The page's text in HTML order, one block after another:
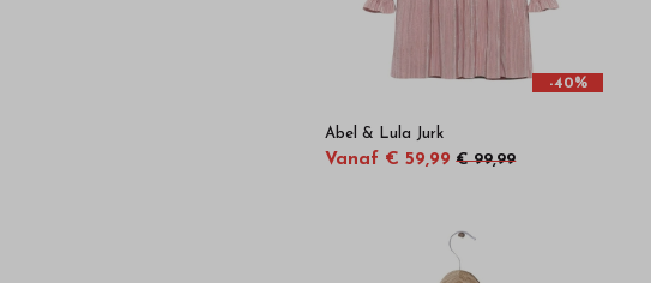
-40%
Abel & Lula Jurk
Vanaf € 59,99 € 99,99